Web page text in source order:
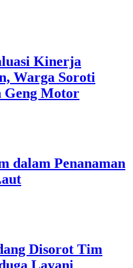
Kinerja
Warga Soroti
Geng Motor
dalam Penanaman
Disorot Tim